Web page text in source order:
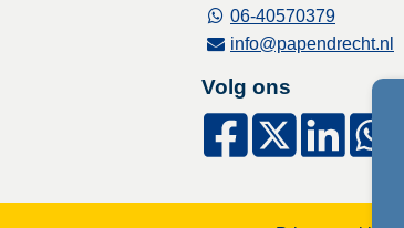
06-40570379
info@papendrecht.nl
Volg ons